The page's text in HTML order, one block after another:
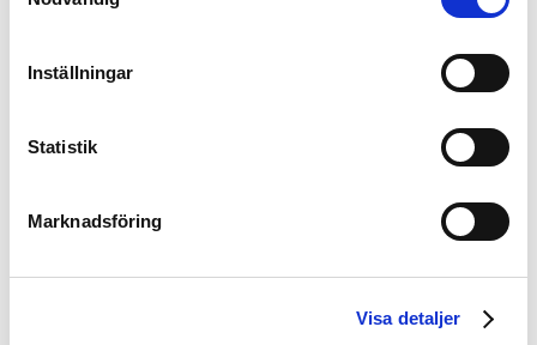
Inställningar
Statistik
Marknadsföring
Visa detaljer
30 september: Elfsborg – Stjarnan 2-0
21 oktober: Malmö – Shakhtar Donetsk 5-5
4 november: FK Rad – Elfsborg (Domestic Champions